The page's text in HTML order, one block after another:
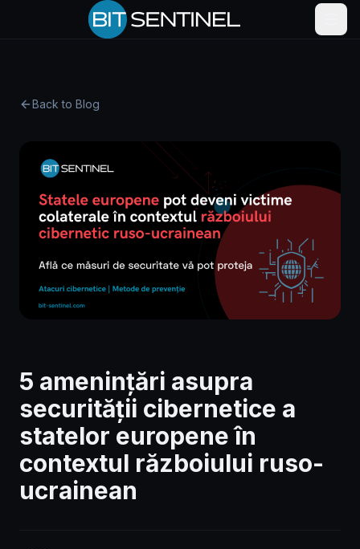
Skip to content
Back to Blog
5 amenințări asupra
securității cibernetice a
statelor europene în
contextul războiului ruso-
ucrainean